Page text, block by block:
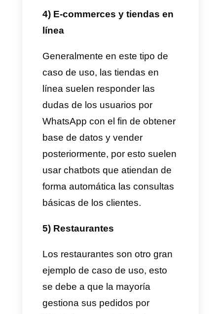
cotizados en muchos países, la
mayoría de las personas suelen
contactar a este tipo de
negocios para verificar
disponibilidad de repuestos,
coordinar compras y hacer
pagos, en este caso a veces la
cantidad de consultas es muy
grande y siempre es bueno
contar con un bot que pueda
tipo de consultas.
3) Universidades y unidades
educativas